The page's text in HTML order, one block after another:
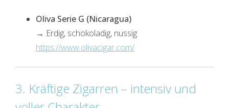
Oliva Serie G (Nicaragua)
→ Erdig, schokoladig, nussig
https://www.olivacigar.com/
3. Kräftige Zigarren – intensiv und